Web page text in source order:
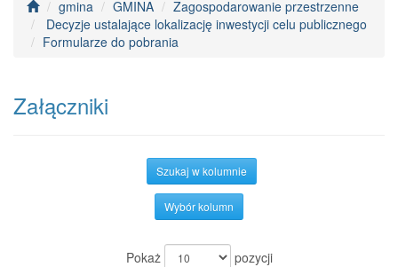
gmina GMINA
Zagospodarowanie przestrzenne
Decyzje ustalające lokalizację inwestycji celu publicznego
Formularze do pobrania
Załączniki
Szukaj w kolumnie
Wybór kolumn
Pokaż
pozycji